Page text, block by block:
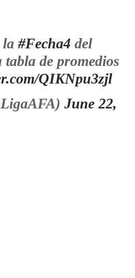
la#Fecha4 del
de promedios
QIKNpu3zjl
June 22,